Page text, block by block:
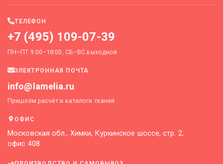
ТЕЛЕФОН
+7 (495) 109-07-39
ПН–ПТ 9:00–18:00, СБ–ВС выходной
ЭЛЕКТРОННАЯ ПОЧТА
info@lamelia.ru
Пришлём расчёт и каталоги тканей
ОФИС
Московская обл., Химки, Куркинское шоссе, стр. 2,
офис 408